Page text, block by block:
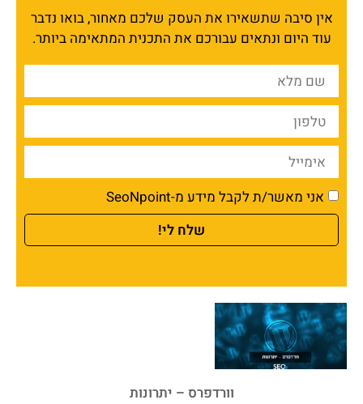
אין סיבה שתשאירו את העסק שלכם מאחור, בואו נדבר
עוד היום ונתאים עבורכם את התכנית המתאימה ביותר.
אני מאשר/ת לקבל מידע מ-SeoNpoint
שלח לי!
וורדפרס – יתרונות